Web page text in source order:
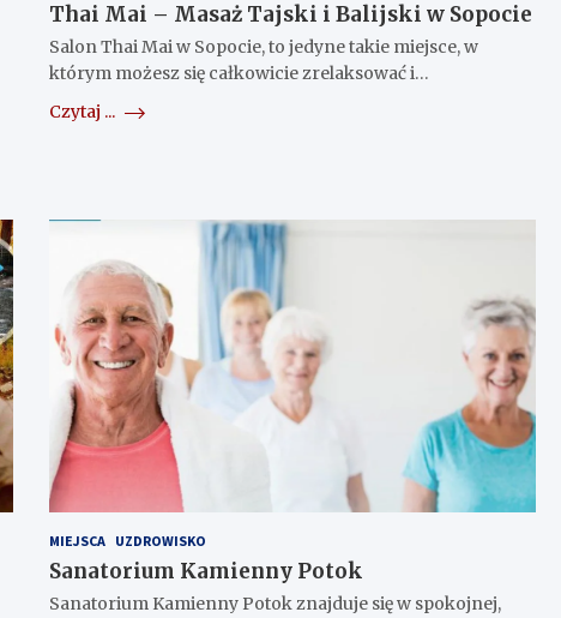
Thai Mai – Masaż Tajski i Balijski w Sopocie
Salon Thai Mai w Sopocie, to jedyne takie miejsce, w
którym możesz się całkowicie zrelaksować i…
Czytaj ...
MIEJSCA UZDROWISKO
Sanatorium Kamienny Potok
Sanatorium Kamienny Potok znajduje się w spokojnej,